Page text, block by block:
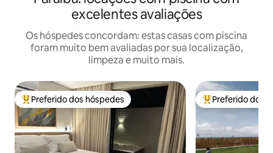
excelentes avaliações
Os hóspedes concordam: estas casas com piscina
foram muito bem avaliadas por sua localização,
limpeza e muito mais.
Entre os melhores preferidos dos hóspedes
Preferido dos hóspedes Entre os
Preferido dos